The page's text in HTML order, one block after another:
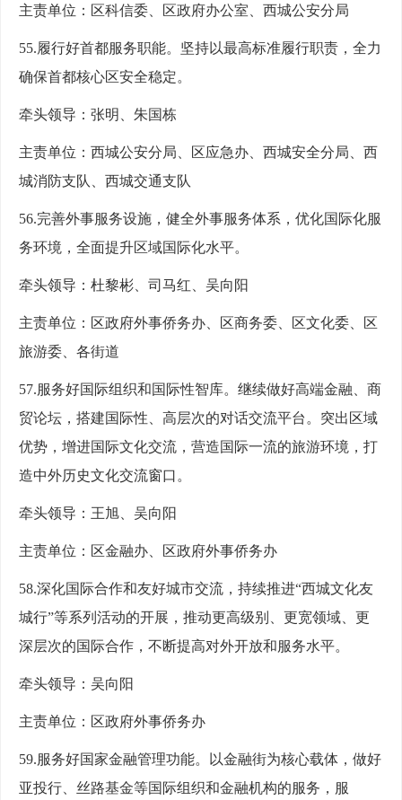
主责单位：区科信委、区政府办公室、西城公安分局
55.履行好首都服务职能。坚持以最高标准履行职责，全力
确保首都核心区安全稳定。
牵头领导：张明、朱国栋
主责单位：西城公安分局、区应急办、西城安全分局、西
城消防支队、西城交通支队
56.完善外事服务设施，健全外事服务体系，优化国际化服
务环境，全面提升区域国际化水平。
牵头领导：杜黎彬、司马红、吴向阳
主责单位：区政府外事侨务办、区商务委、区文化委、区
旅游委、各街道
57.服务好国际组织和国际性智库。继续做好高端金融、商
贸论坛，搭建国际性、高层次的对话交流平台。突出区域
优势，增进国际文化交流，营造国际一流的旅游环境，打
造中外历史文化交流窗口。
牵头领导：王旭、吴向阳
主责单位：区金融办、区政府外事侨务办
58.深化国际合作和友好城市交流，持续推进“西城文化友
城行”等系列活动的开展，推动更高级别、更宽领域、更
深层次的国际合作，不断提高对外开放和服务水平。
牵头领导：吴向阳
主责单位：区政府外事侨务办
59.服务好国家金融管理功能。以金融街为核心载体，做好
亚投行、丝路基金等国际组织和金融机构的服务，服